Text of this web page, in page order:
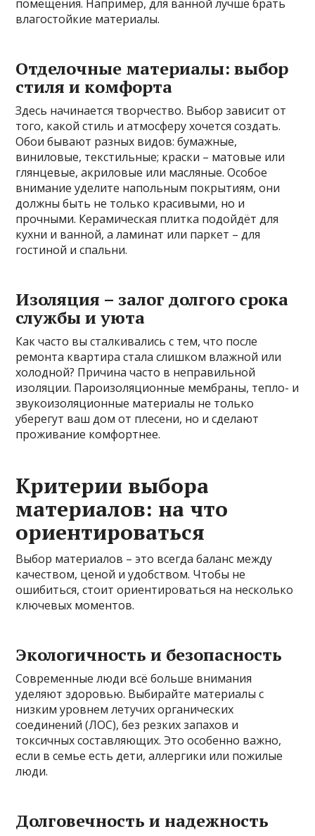
помещения. Например, для ванной лучше брать
влагостойкие материалы.
Отделочные материалы: выбор
стиля и комфорта
Здесь начинается творчество. Выбор зависит от
того, какой стиль и атмосферу хочется создать.
Обои бывают разных видов: бумажные,
виниловые, текстильные; краски – матовые или
глянцевые, акриловые или масляные. Особое
внимание уделите напольным покрытиям, они
должны быть не только красивыми, но и
прочными. Керамическая плитка подойдёт для
кухни и ванной, а ламинат или паркет – для
гостиной и спальни.
Изоляция – залог долгого срока
службы и уюта
Как часто вы сталкивались с тем, что после
ремонта квартира стала слишком влажной или
холодной? Причина часто в неправильной
изоляции. Пароизоляционные мембраны, тепло- и
звукоизоляционные материалы не только
уберегут ваш дом от плесени, но и сделают
проживание комфортнее.
Критерии выбора
материалов: на что
ориентироваться
Выбор материалов – это всегда баланс между
качеством, ценой и удобством. Чтобы не
ошибиться, стоит ориентироваться на несколько
ключевых моментов.
Экологичность и безопасность
Современные люди всё больше внимания
уделяют здоровью. Выбирайте материалы с
низким уровнем летучих органических
соединений (ЛОС), без резких запахов и
токсичных составляющих. Это особенно важно,
если в семье есть дети, аллергики или пожилые
люди.
Долговечность и надежность